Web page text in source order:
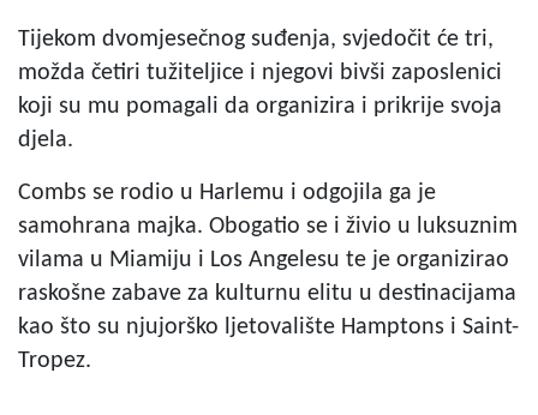
Tijekom dvomjesečnog suđenja, svjedočit će tri,
možda četiri tužiteljice i njegovi bivši zaposlenici
koji su mu pomagali da organizira i prikrije svoja
djela.
Combs se rodio u Harlemu i odgojila ga je
samohrana majka. Obogatio se i živio u luksuznim
vilama u Miamiju i Los Angelesu te je organizirao
raskošne zabave za kulturnu elitu u destinacijama
kao što su njujorško ljetovalište Hamptons i Saint-
Tropez.